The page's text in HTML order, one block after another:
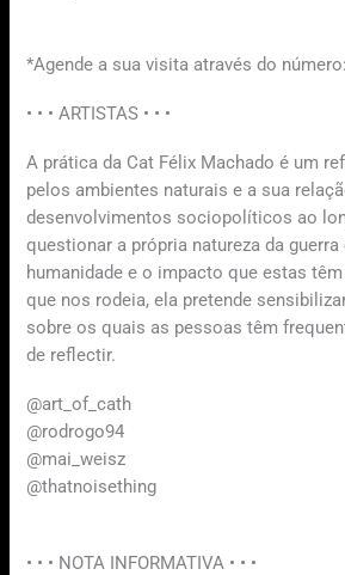
*Agende a sua visita através do
• • • ARTISTAS • • •
A prática da Cat Félix Machado é um
pelos ambientes naturais e a sua
desenvolvimentos sociopolíticos ao
questionar a própria natureza da guerra
humanidade e o impacto que estas
que nos rodeia, ela pretende
sobre os quais as pessoas têm
de reflectir.
@art_of_cath
@rodrogo94
@mai_weisz
@thatnoisething
• • • NOTA INFORMATIVA • • •